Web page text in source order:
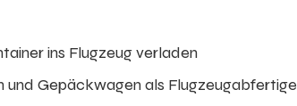
ins Flugzeug verladen
und Gepäckwagen als